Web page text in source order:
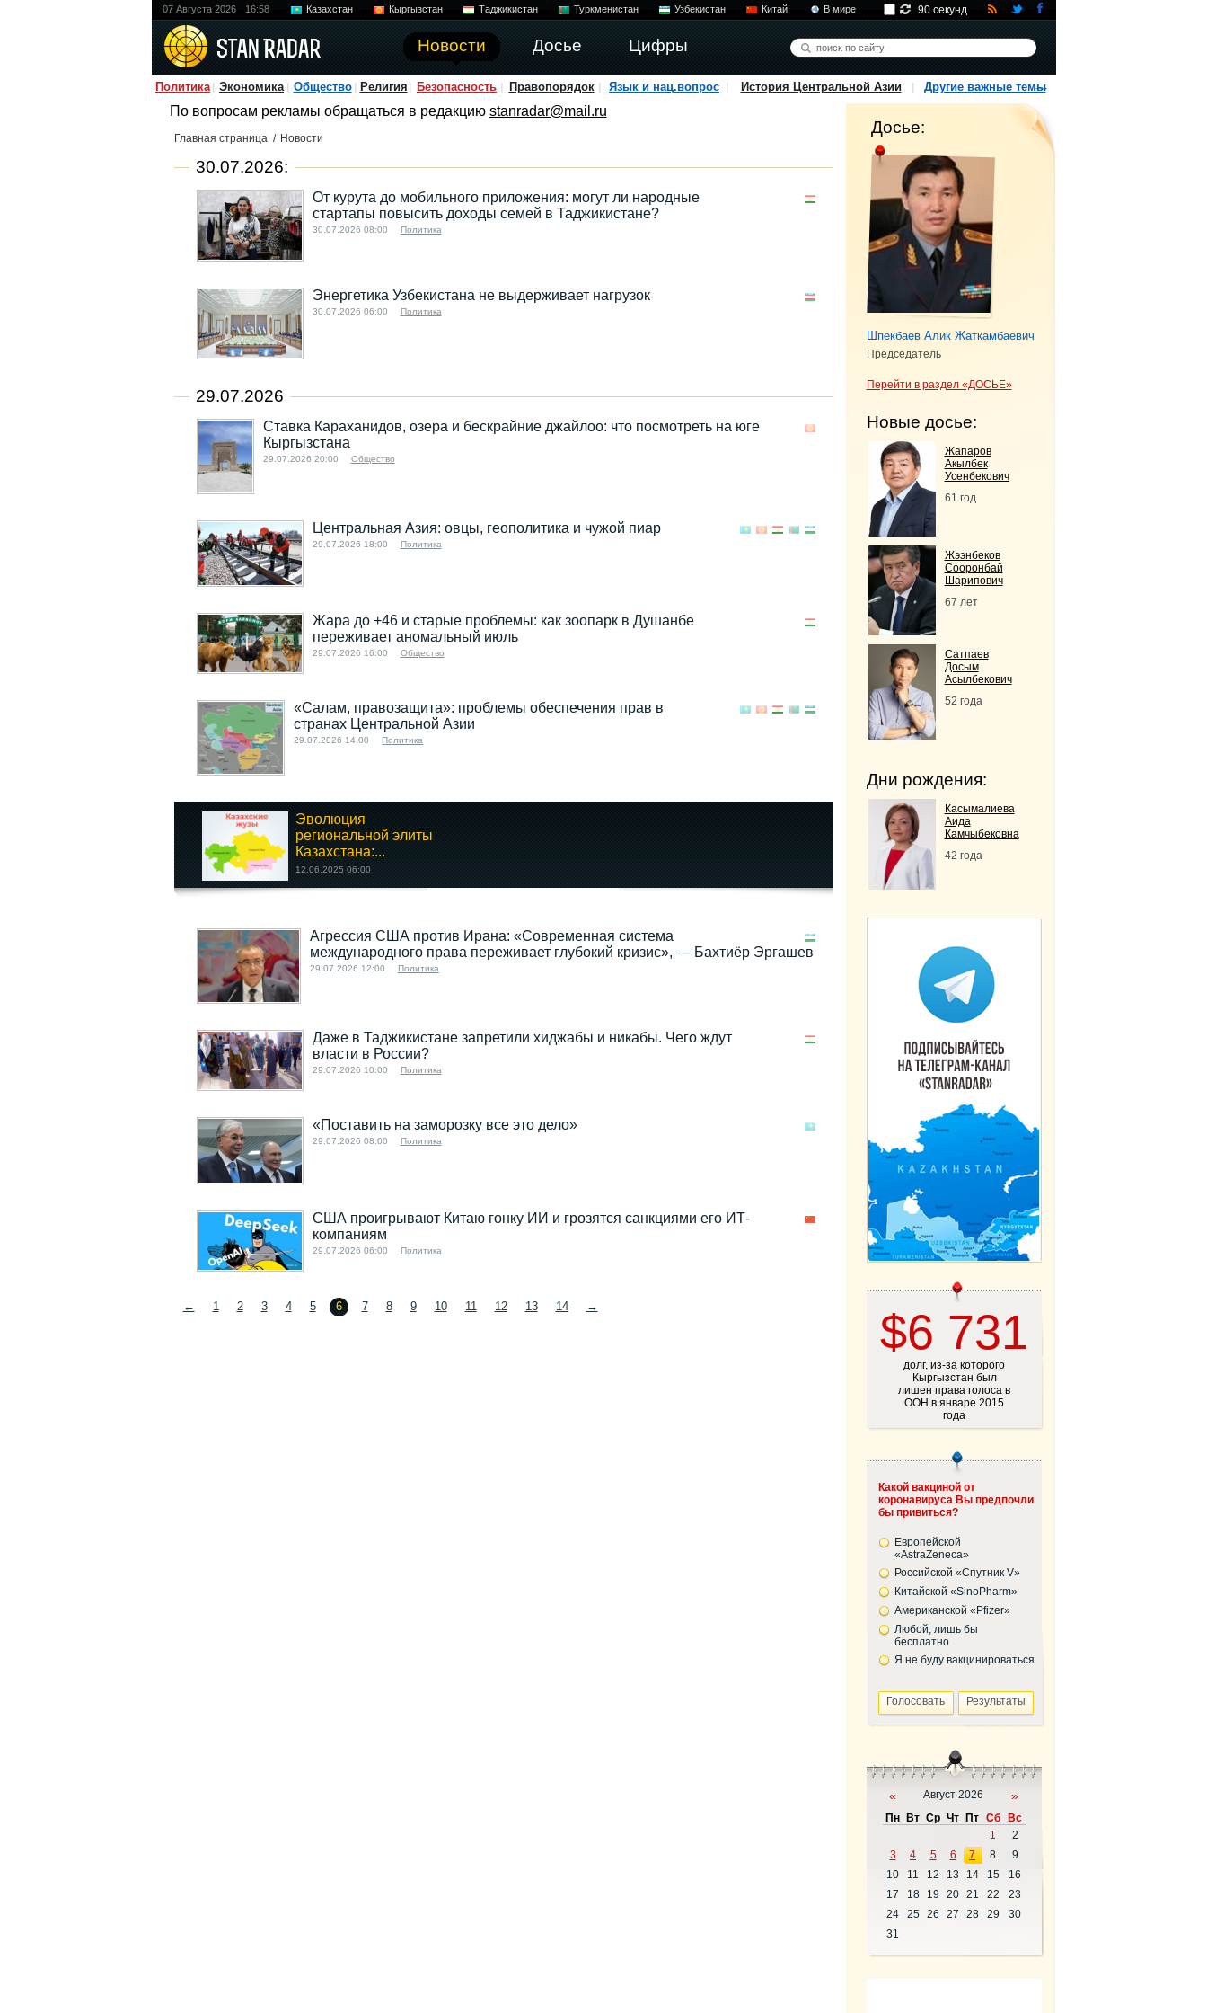
07 Августа 2026 16:58 Казахстан Кыргызстан Таджикистан Туркменистан Узбекистан Китай В мире
Новости Досье Цифры
90 секунд
Политика Экономика Общество Религия Безопасность Правопорядок Язык и нац.вопрос История Центральной Азии Другие важные темы
По вопросам рекламы обращаться в редакцию stanradar@mail.ru
Главная страница / Новости
30.07.2026:
От курута до мобильного приложения: могут ли народные
стартапы повысить доходы семей в Таджикистане?
30.07.2026 08:00 Политика
Энергетика Узбекистана не выдерживает нагрузок
30.07.2026 06:00 Политика
29.07.2026
Ставка Караханидов, озера и бескрайние джайлоо: что посмотреть на юге
Кыргызстана
29.07.2026 20:00 Общество
Центральная Азия: овцы, геополитика и чужой пиар
29.07.2026 18:00 Политика
Жара до +46 и старые проблемы: как зоопарк в Душанбе
переживает аномальный июль
29.07.2026 16:00 Общество
«Салам, правозащита»: проблемы обеспечения прав в
странах Центральной Азии
29.07.2026 14:00 Политика
Эволюция
региональной элиты
Казахстана:...
12.06.2025 06:00
ИРАН ПЕРЕД
ИСТОРИЧЕСКИМ
ВЫБОРОМ (О...
13.01.2026 14:00
Агрессия США против Ирана: «Современная система
международного права переживает глубокий кризис», — Бахтиёр Эргашев
29.07.2026 12:00 Политика
Даже в Таджикистане запретили хиджабы и никабы. Чего ждут
власти в России?
29.07.2026 10:00 Политика
«Поставить на заморозку все это дело»
29.07.2026 08:00 Политика
США проигрывают Китаю гонку ИИ и грозятся санкциями его ИТ-
компаниям
29.07.2026 06:00 Политика
← 1 2 3 4 5 6 7 8 9 10 11 12 13 14 →
Досье:
Шпекбаев Алик Жаткамбаевич
Председатель
Перейти в раздел «ДОСЬЕ»
Новые досье:
Жапаров
Акылбек
Усенбекович
61 год
Жээнбеков
Сооронбай
Шарипович
67 лет
Сатпаев
Досым
Асылбекович
52 года
Дни рождения:
Касымалиева
Аида
Камчыбековна
42 года
$6 731
долг, из-за которого
Кыргызстан был
лишен права голоса в
ООН в январе 2015
года
Какой вакциной от
коронавируса Вы предпочли
бы привиться?
Европейской
«AstraZeneca»
Российской «Спутник V»
Китайской «SinoPharm»
Американской «Pfizer»
Любой, лишь бы
бесплатно
Я не буду вакцинироваться
« Август 2026 »
Пн Вт Ср Чт Пт Сб
Вс
1
2
3
4 5 6 7 8
9
10
11 12 13 14 15
16
17
18 19 20 21 22
23
24
25 26 27 28 29
30
31